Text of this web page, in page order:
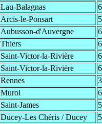
Lau-Balagnas
Arcis-le-Ponsart
Aubusson-d'Auvergne
Thiers
Saint-Victor-la-Rivière
Saint-Victor-la-Rivière
Rennes
Murol
Saint-James
Ducey-Les Chéris / Ducey